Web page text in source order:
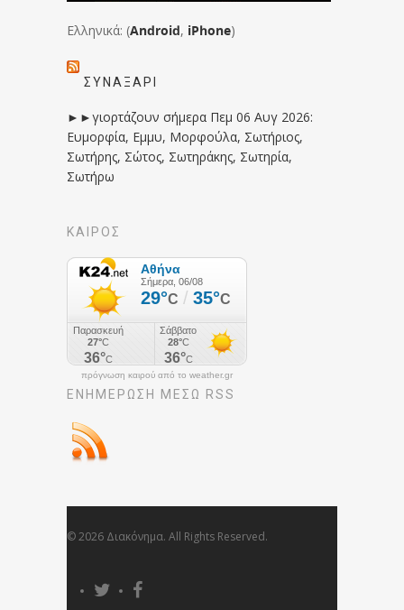
Ελληνικά: (Android, iPhone)
ΣΥΝΑΞΆΡΙ
►►γιορτάζουν σήμερα Πεμ 06 Αυγ 2026:
Ευμορφία, Εμμυ, Μορφούλα, Σωτήριος,
Σωτήρης, Σώτος, Σωτηράκης, Σωτηρία,
Σωτήρω
ΚΑΙΡΟΣ
πρόγνωση καιρού από το weather.gr
ΕΝΗΜΈΡΩΣΉ ΜΕΣΩ RSS
© 2026 Διακόνημα. All Rights Reserved.